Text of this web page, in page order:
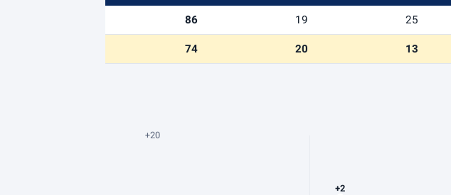
25
19
86
13
20
74
+20
+2